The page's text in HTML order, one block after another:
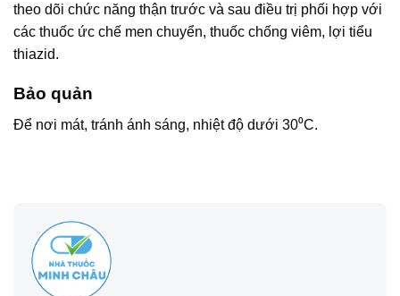
theo dõi chức năng thận trước và sau điều trị phối hợp với
các thuốc ức chế men chuyển, thuốc chống viêm, lợi tiểu
thiazid.
Bảo quản
Để nơi mát, tránh ánh sáng, nhiệt độ dưới 30⁰C.